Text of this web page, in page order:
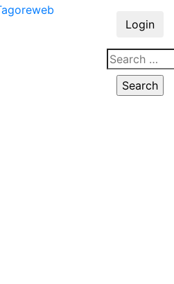
Login